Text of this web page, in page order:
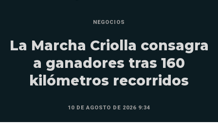
NEGOCIOS
La Marcha Criolla consagra
a ganadores tras 160
kilómetros recorridos
10 DE AGOSTO DE 2026 9:34